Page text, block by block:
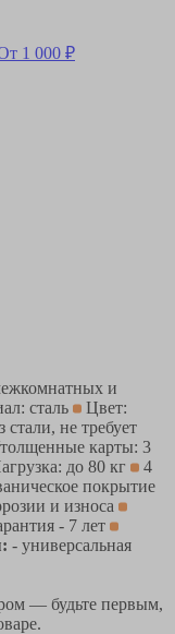
1 000 ₽
и
сталь
Цвет:
не требует
карты: 3
до 80 кг
4
покрытие
и износа
- 7 лет
- универсальная
— будьте первым,